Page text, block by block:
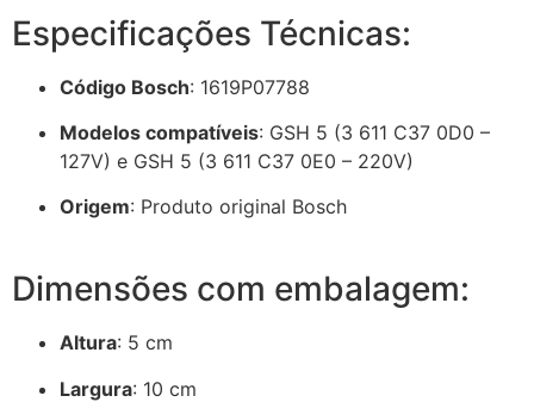
Especificações Técnicas:
Código Bosch: 1619P07788
Modelos compatíveis: GSH 5 (3 611 C37 0D0 –
127V) e GSH 5 (3 611 C37 0E0 – 220V)
Origem: Produto original Bosch
Dimensões com embalagem:
Altura: 5 cm
Largura: 10 cm